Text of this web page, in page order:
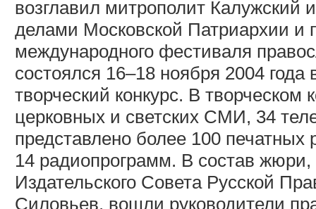
возглавил митрополит
делами Московской Патриархии и
международного фестиваля
состоялся 16–18 ноября 2004
творческий конкурс. В творческом
церковных и светских СМИ, 34
представлено более 100
14 радиопрограмм. В состав жюри,
Издательского Совета Русской
Силовьев, вошли руководители